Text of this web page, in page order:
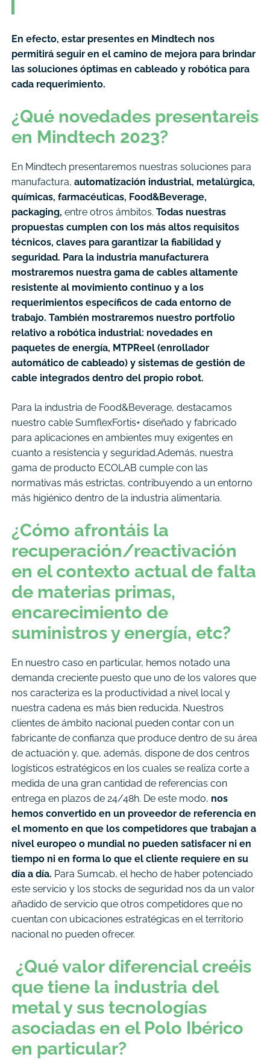
En efecto, estar presentes en Mindtech nos
permitirá seguir en el camino de mejora para brindar
las soluciones óptimas en cableado y robótica para
cada requerimiento.
¿Qué novedades presentareis
en Mindtech 2023?
En Mindtech presentaremos nuestras soluciones para
manufactura, automatización industrial, metalúrgica,
químicas, farmacéuticas, Food&Beverage,
packaging, entre otros ámbitos. Todas nuestras
propuestas cumplen con los más altos requisitos
técnicos, claves paragarantizar la fiabilidad y
seguridad. Para la industria manufacturera
mostraremos nuestra gama de cables altamente
resistente al movimiento continuo y a los
requerimientos específicos de cada entorno de
trabajo. También mostraremos nuestro portfolio
relativo a robótica industrial: novedades en
paquetes de energía, MTPReel (enrollador
automático de cableado) y sistemas de gestión de
cable integrados dentro del propio robot.
Para la industria de Food&Beverage, destacamos
nuestro cable SumflexFortis+ diseñado y fabricado
para aplicaciones en ambientes muy exigentes en
cuanto a resistencia y seguridad.Además, nuestra
gama de producto ECOLAB cumple con las
normativas más estrictas, contribuyendo a un entorno
más higiénico dentro de la industria alimentaria.
¿Cómo afrontáis la
recuperación/reactivación
en el contexto actual de falta
de materias primas,
encarecimiento de
suministros y energía, etc?
En nuestro caso en particular, hemos notado una
demanda creciente puesto que uno de los valores que
nos caracteriza es la productividad a nivel local y
nuestra cadena es más bien reducida. Nuestros
clientes de ámbito nacional pueden contar con un
fabricante de confianza que produce dentro de su área
de actuación y, que, además, dispone de dos centros
logísticos estratégicos en los cuales se realiza corte a
medida de una gran cantidad de referencias con
entrega en plazos de 24/48h. De este modo, nos
hemos convertido en un proveedor de referencia en
el momento en que los competidores que trabajan a
nivel europeo o mundial no pueden satisfacer ni en
tiempo ni en forma lo que el cliente requiere en su
día a día. Para Sumcab, el hecho de haber potenciado
este servicio y los stocks de seguridad nos da un valor
añadido de servicio que otros competidores que no
cuentan con ubicaciones estratégicas en el territorio
nacional no pueden ofrecer.
¿Qué valor diferencial creéis
que tiene la industria del
metal y sus tecnologías
asociadas en el Polo Ibérico
en particular?